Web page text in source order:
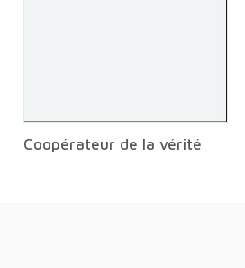
Coopérateur de la vérité